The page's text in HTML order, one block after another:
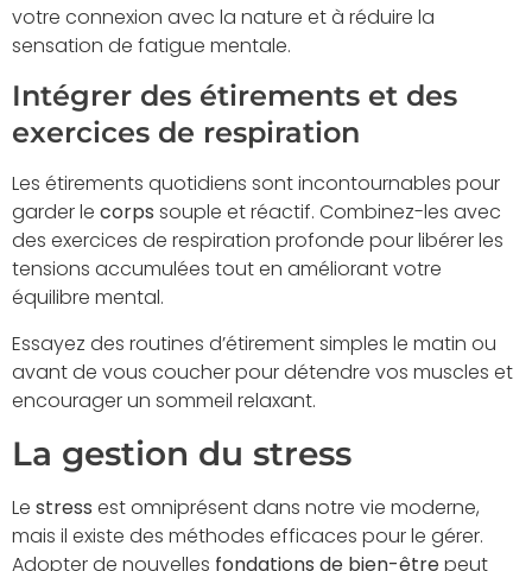
votre connexion avec la nature et à réduire la
sensation de fatigue mentale.
Intégrer des étirements et des
exercices de respiration
Les étirements quotidiens sont incontournables pour
garder le corps souple et réactif. Combinez-les avec
des exercices de respiration profonde pour libérer les
tensions accumulées tout en améliorant votre
équilibre mental.
Essayez des routines d’étirement simples le matin ou
avant de vous coucher pour détendre vos muscles et
encourager un sommeil relaxant.
La gestion du stress
Le stress est omniprésent dans notre vie moderne,
mais il existe des méthodes efficaces pour le gérer.
Adopter de nouvelles fondations de bien-êtrepeut